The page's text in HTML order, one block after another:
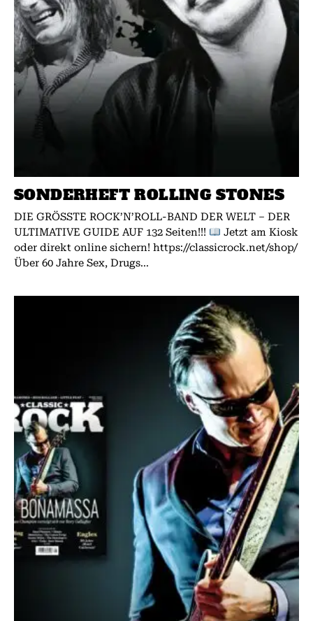
SONDERHEFT ROLLING STONES
DIE GRÖSSTE ROCK’N’ROLL-BAND DER WELT – DER
ULTIMATIVE GUIDE AUF 132 Seiten!!!
Jetzt am Kiosk
oder direkt online sichern! https://classicrock.net/shop/
Über 60 Jahre Sex, Drugs...